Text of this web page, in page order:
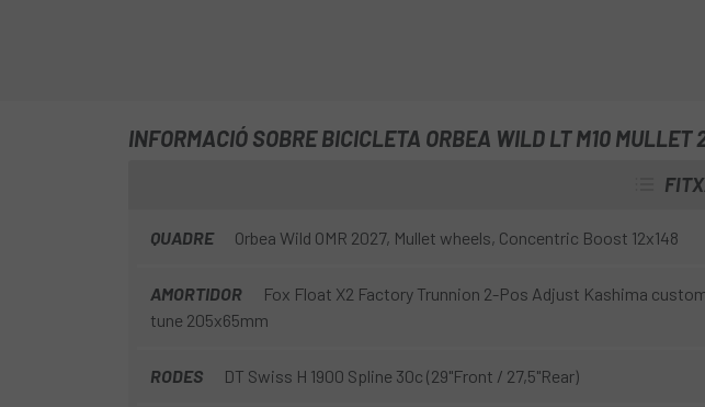
INFORMACIÓ SOBRE BICICLETA ORBEA WILD LT M10 MULLET
QUADRE Orbea Wild OMR 2027, Mullet wheels, Concentric Boost 12x148
AMORTIDOR
Fox Float X2 Factory Trunnion 2-Pos Adjust Kashima
tune 205x65mm
RODES DT Swiss H 1900 Spline 30c (29"Front / 27,5"Rear)